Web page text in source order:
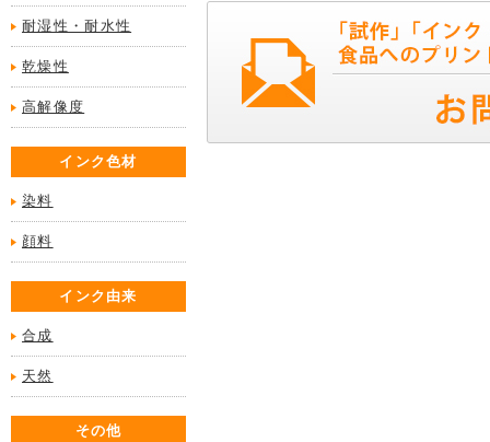
耐湿性・耐水性
乾燥性
高解像度
インク色材
染料
顔料
インク由来
合成
天然
その他